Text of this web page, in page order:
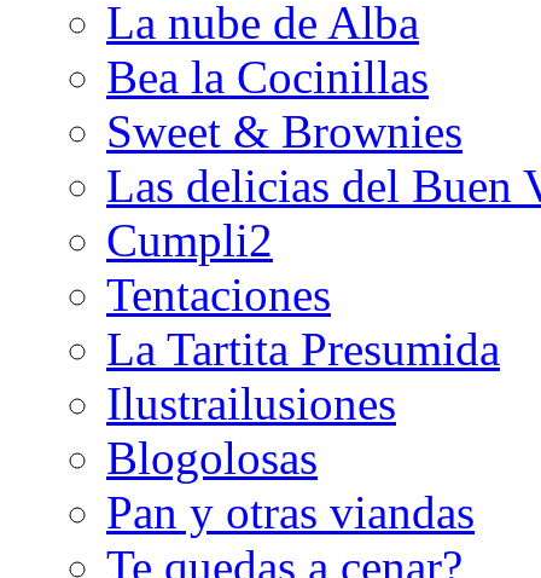
La nube de Alba
Bea la Cocinillas
Sweet & Brownies
Las delicias del Buen
Cumpli2
Tentaciones
La Tartita Presumida
Ilustrailusiones
Blogolosas
Pan y otras viandas
Te quedas a cenar?